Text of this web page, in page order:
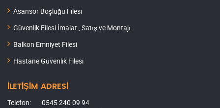
Asansör Boşluğu Filesi
Güvenlik Filesi İmalat , Satış ve Montajı
Balkon Emniyet Filesi
Hastane Güvenlik Filesi
İLETİŞİM ADRESİ
Telefon:
0545 240 09 94